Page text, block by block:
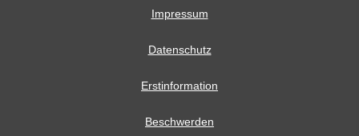
Impressum
Datenschutz
Erstinformation
Beschwerden